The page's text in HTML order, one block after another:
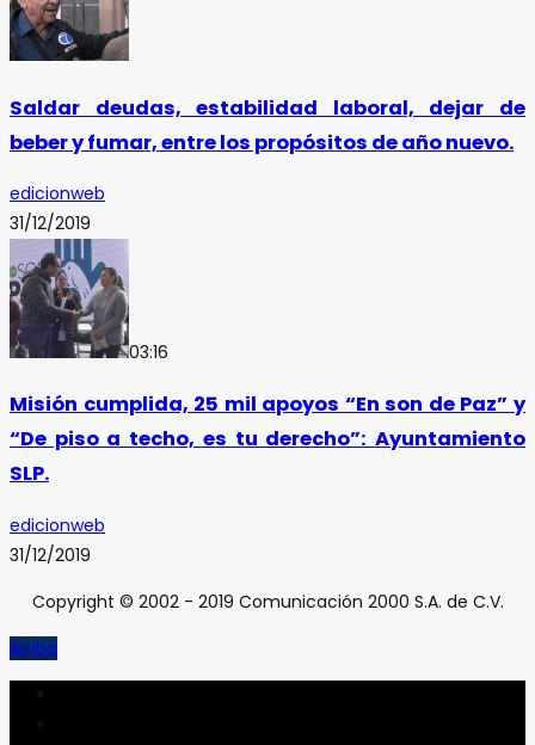
Saldar deudas, estabilidad laboral, dejar de
beber y fumar, entre los propósitos de año nuevo.
edicionweb
31/12/2019
03:16
Misión cumplida, 25 mil apoyos “En son de Paz” y
“De piso a techo, es tu derecho”: Ayuntamiento
SLP.
edicionweb
31/12/2019
Copyright © 2002 - 2019 Comunicación 2000 S.A. de C.V.
Arriba